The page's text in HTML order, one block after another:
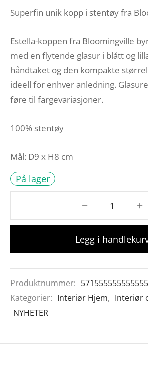
Superfin unik kopp i stentøy fra
Estella-koppen fra Bloomingville
med en flytende glasur i blått og
håndtaket og den kompakte
ideell for enhver anledning.
føre til fargevariasjoner.
100% stentøy
Mål: D9 x H8 cm
På lager
Legg i
Produktnummer:
Kategorier: Interiør Hjem, Interiør
NYHETER